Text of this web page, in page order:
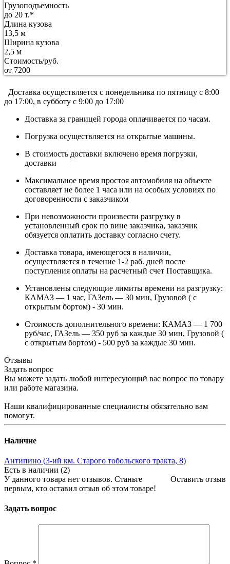
Грузоподъемность
до 20 т.*
Длина кузова
13,5 м
Ширина кузова
2,5 м
Стоимость/руб.
от 7200
Доставка осуществляется c понедельника по пятницу с 8:00
до 17:00, в субботу с 9:00 до 17:00
Доставка за границей города оплачивается по часам.
Погрузка осуществляется на открытые машины.
В стоимость доставки включено время погрузки,
доставки
Максимальное время простоя автомобиля на объекте
составляет не более 1 часа или на особых условиях по
договоренности с заказчиком
При невозможности произвести разгрузку в
установленный срок по вине заказчика, заказчик
обязуется оплатить доставку согласно счету.
Доставка товара, имеющегося в наличии,
осуществляется в течение 1-2 раб. дней после
поступления оплаты на расчетный счет Поставщика.
Установлены следующие лимиты времени на разгрузку:
КАМАЗ — 1 час, ГАЗель — 30 мин, Грузовой ( с
открытым бортом) - 30 мин.
Стоимость дополнительного времени: КАМАЗ — 1 700
руб/час, ГАЗель — 350 руб за каждые 30 мин, Грузовой (
с открытым бортом) - 500 руб за каждые 30 мин.
Отзывы
Задать вопрос
Вы можете задать любой интересующий вас вопрос по товару
или работе магазина.
Наши квалифицированные специалисты обязательно вам
помогут.
Наличие
Антипино (3-ий км. Старого тобольского тракта, 8)
Есть в наличии (2)
Оставить отзыв
У данного товара нет отзывов. Станьте
первым, кто оставил отзыв об этом товаре!
Задать вопрос